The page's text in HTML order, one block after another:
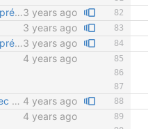
Etape 1 : L00 non symétrique et précision etape 14 et 16 sur quels boulons serviront pour les gardes boues. (confusion possible corrigé)3 years ago
3 years ago
Etape 1 : L00 non symétrique et précision etape 14 et 16 sur quels boulons serviront pour les gardes boues. (confusion possible corrigé)3 years ago
4 years ago
2 premières étapes générées avec assembly handbook 4 years ago
4 years ago